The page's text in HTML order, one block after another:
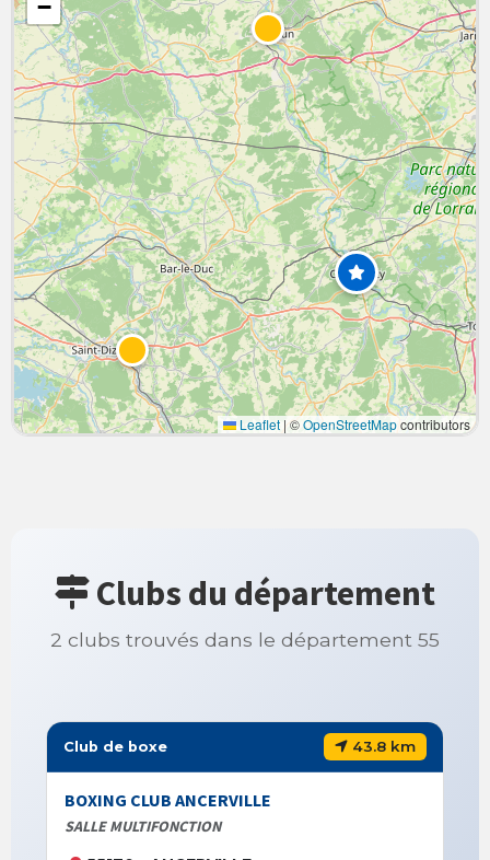
−
Leaflet | ©OpenStreetMapcontributors
Clubs du département
2 clubs trouvés dans le département 55
Club de boxe 43.8 km
BOXING CLUB ANCERVILLE
SALLE MULTIFONCTION